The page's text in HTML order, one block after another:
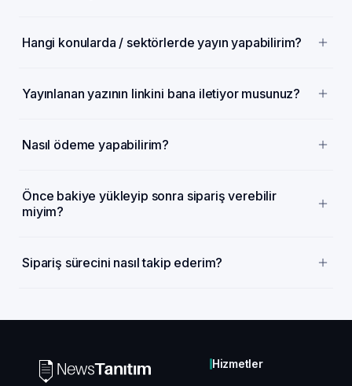
Hangi konularda / sektörlerde yayın yapabilirim?
Yayınlanan yazının linkini bana iletiyor musunuz?
Nasıl ödeme yapabilirim?
Önce bakiye yükleyip sonra sipariş verebilir
miyim?
Sipariş sürecini nasıl takip ederim?
Hizmetler